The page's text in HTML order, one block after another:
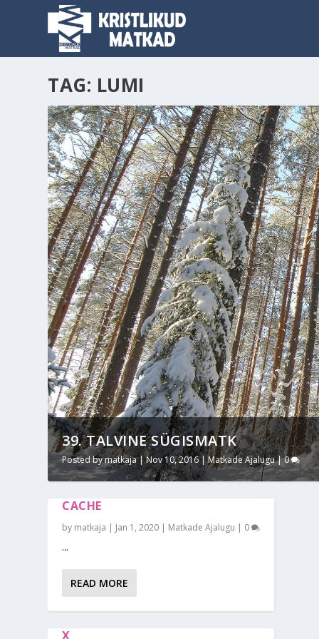
TAG: LUMI
39. TALVINE SÜGISMATK
Posted bymatkaja|Nov 10, 2016|Matkade Ajalugu|0
CACHE
by matkaja | Jan 1, 2020 | Matkade Ajalugu | 0
...
READ MORE
X